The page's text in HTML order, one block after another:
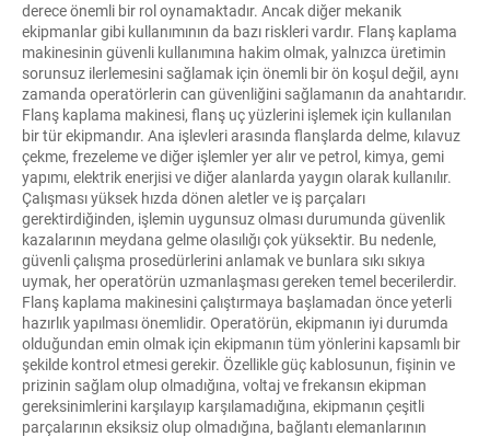
derece önemli bir rol oynamaktadır. Ancak diğer mekanik
ekipmanlar gibi kullanımının da bazı riskleri vardır. Flanş kaplama
makinesinin güvenli kullanımına hakim olmak, yalnızca üretimin
sorunsuz ilerlemesini sağlamak için önemli bir ön koşul değil, aynı
zamanda operatörlerin can güvenliğini sağlamanın da anahtarıdır.
Flanş kaplama makinesi, flanş uç yüzlerini işlemek için kullanılan
bir tür ekipmandır. Ana işlevleri arasında flanşlarda delme, kılavuz
çekme, frezeleme ve diğer işlemler yer alır ve petrol, kimya, gemi
yapımı, elektrik enerjisi ve diğer alanlarda yaygın olarak kullanılır.
Çalışması yüksek hızda dönen aletler ve iş parçaları
gerektirdiğinden, işlemin uygunsuz olması durumunda güvenlik
kazalarının meydana gelme olasılığı çok yüksektir. Bu nedenle,
güvenli çalışma prosedürlerini anlamak ve bunlara sıkı sıkıya
uymak, her operatörün uzmanlaşması gereken temel becerilerdir.
Flanş kaplama makinesini çalıştırmaya başlamadan önce yeterli
hazırlık yapılması önemlidir. Operatörün, ekipmanın iyi durumda
olduğundan emin olmak için ekipmanın tüm yönlerini kapsamlı bir
şekilde kontrol etmesi gerekir. Özellikle güç kablosunun, fişinin ve
prizinin sağlam olup olmadığına, voltaj ve frekansın ekipman
gereksinimlerini karşılayıp karşılamadığına, ekipmanın çeşitli
parçalarının eksiksiz olup olmadığına, bağlantı elemanlarının